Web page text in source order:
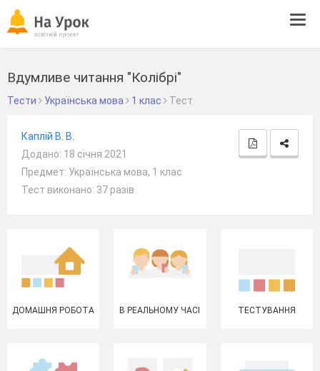
Вдумливе читання "Колібрі"
Тести Українська мова 1 клас Тест
Каплій В. В.
Додано: 18 січня 2021
Предмет: Українська мова, 1 клас
Тест виконано: 37 разів
ДОМАШНЯ РОБОТА В РЕАЛЬНОМУ ЧАСІ ТЕСТУВАННЯ